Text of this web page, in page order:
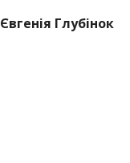
Євгенія Глубінок